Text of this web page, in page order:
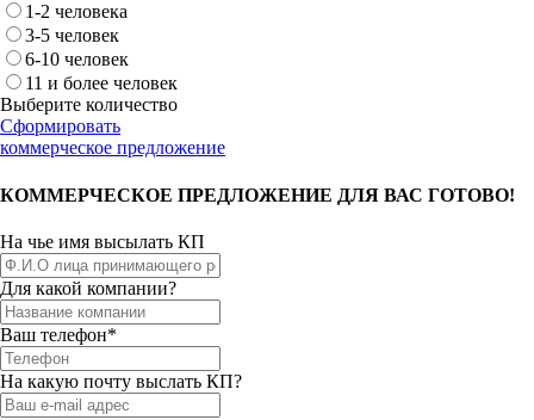
1-2 человека
3-5 человек
6-10 человек
11 и более человек
Выберите количество
Сформировать
коммерческое предложение
КОММЕРЧЕСКОЕ ПРЕДЛОЖЕНИЕ ДЛЯ ВАС ГОТОВО!
На чье имя высылать КП
Для какой компании?
Ваш телефон*
На какую почту выслать КП?